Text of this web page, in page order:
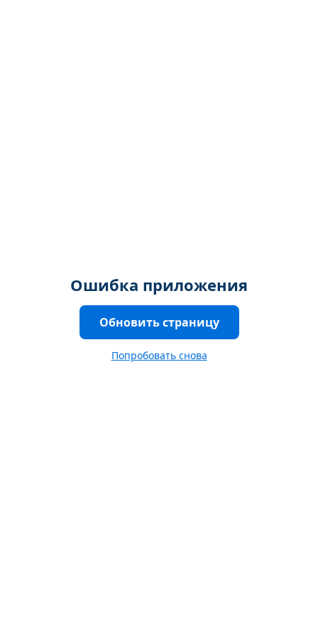
Ошибка приложения
Обновить страницу
Попробовать снова